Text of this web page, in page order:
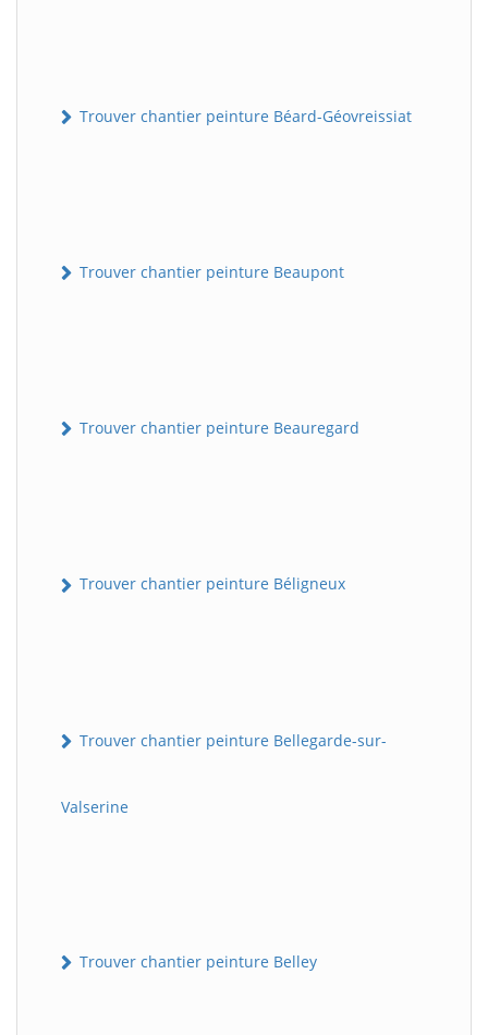
Trouver chantier peinture Béard-Géovreissiat
Trouver chantier peinture Beaupont
Trouver chantier peinture Beauregard
Trouver chantier peinture Béligneux
Trouver chantier peinture Bellegarde-sur-
Valserine
Trouver chantier peinture Belley